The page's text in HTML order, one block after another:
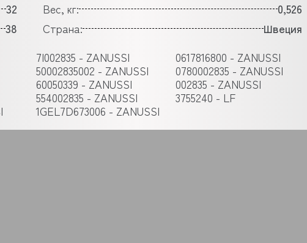
32 Вес, кг:
0,526
38 Страна: Швеция
7I002835 - ZANUSSI
50002835002 - ZANUSSI
60050339 - ZANUSSI
554002835 - ZANUSSI
1GEL7D673006 - ZANUSSI
0617816800 - ZANUSSI
0780002835 - ZANUSSI
002835 - ZANUSSI
3755240 - LF